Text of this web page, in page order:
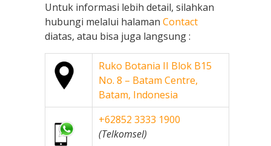
Untuk informasi lebih detail, silahkan
hubungi melalui halaman Contact
diatas, atau bisa juga langsung :
Ruko Botania II Blok B15
No. 8 – Batam Centre,
Batam, Indonesia
+62852 3333 1900
(Telkomsel)